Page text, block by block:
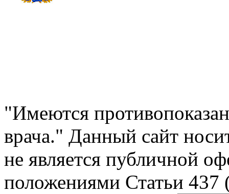
"Имеются
врача." Данный сайт
не является публичной
положениями Статьи